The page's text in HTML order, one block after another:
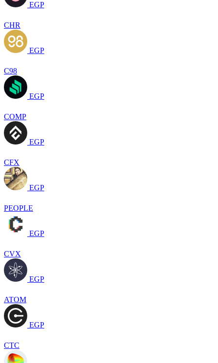
EGP
CHR
EGP
C98
EGP
COMP
EGP
CFX
EGP
PEOPLE
EGP
CVX
EGP
ATOM
EGP
CTC